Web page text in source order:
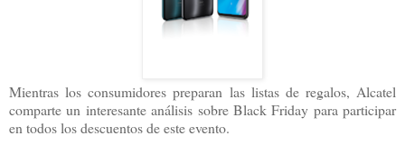
Mientras los consumidores preparan las listas de regalos, Alcatel
comparte un interesante análisis sobre Black Friday para participar
en todos los descuentos de este evento.